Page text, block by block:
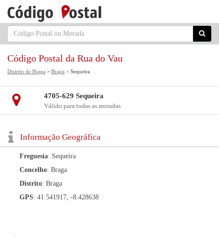
Código Postal da Rua do Vau
Distrito de Braga > Braga > Sequeira
4705-629 Sequeira
Válido para todas as moradas
Informação Geográfica
Freguesia: Sequeira
Concelho: Braga
Distrito: Braga
GPS: 41.541917, -8.428638